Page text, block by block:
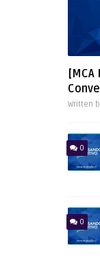
Written
0
0